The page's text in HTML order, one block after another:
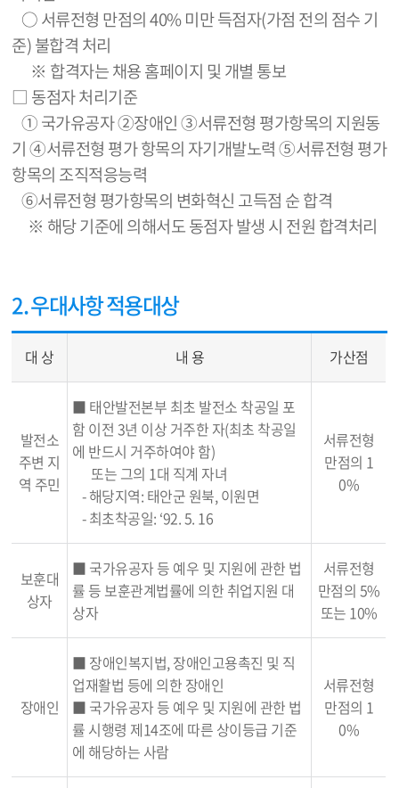
○ 서류전형 만점의 40% 미만 득점자(가점 전의 점수 기
준) 불합격 처리
※ 합격자는 채용 홈페이지 및 개별 통보
□ 동점자 처리기준
① 국가유공자 ②장애인 ③서류전형 평가항목의 지원동
기 ④서류전형 평가 항목의 자기개발노력 ⑤서류전형 평가
항목의 조직적응능력
⑥서류전형 평가항목의 변화혁신 고득점 순 합격
※ 해당 기준에 의해서도 동점자 발생 시 전원 합격처리
2. 우대사항 적용대상
대 상 내 용 가산점
발전소
주변 지
역 주민
■ 태안발전본부 최초 발전소 착공일 포
함 이전 3년 이상 거주한 자(최초 착공일
에 반드시 거주하여야 함)
또는 그의 1대 직계 자녀
- 해당지역: 태안군 원북, 이원면
- 최초착공일: ‘92. 5. 16
서류전형
만점의 1
0%
보훈대
상자
■ 국가유공자 등 예우 및 지원에 관한 법
률 등 보훈관계법률에 의한 취업지원 대
상자
서류전형
만점의 5%
또는 10%
장애인
■ 장애인복지법, 장애인고용촉진 및 직
업재활법 등에 의한 장애인
■ 국가유공자 등 예우 및 지원에 관한 법
률 시행령 제14조에 따른 상이등급 기준
에 해당하는 사람
서류전형
만점의 1
0%